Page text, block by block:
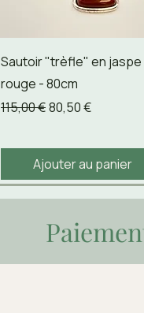
Aperçu rapide
Sautoir "trèfle" en jaspe
rouge - 80cm
Prix original
115,00 €Prix promotionnel
80,50 €
Ajouter au panier